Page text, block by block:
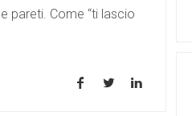
pareti. Come “ti lascio